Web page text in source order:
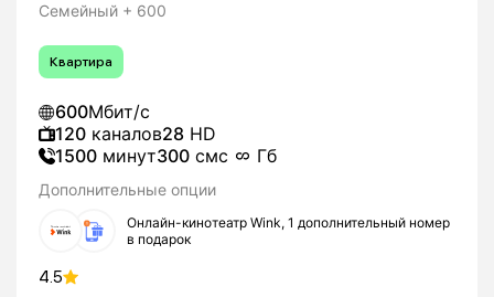
Семейный + 600
Квартира
600Мбит/с
120 каналов28 HD
1500 минут300 смс Гб
Дополнительные опции
Онлайн-кинотеатр Wink, 1 дополнительный номер
в подарок
4.5